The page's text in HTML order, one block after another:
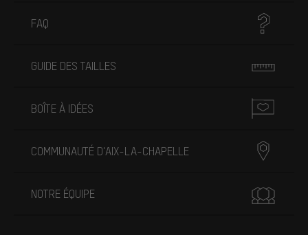
FAQ
GUIDE DES TAILLES
BOÎTE À IDÉES
COMMUNAUTÉ D'AIX-LA-CHAPELLE
NOTRE ÉQUIPE